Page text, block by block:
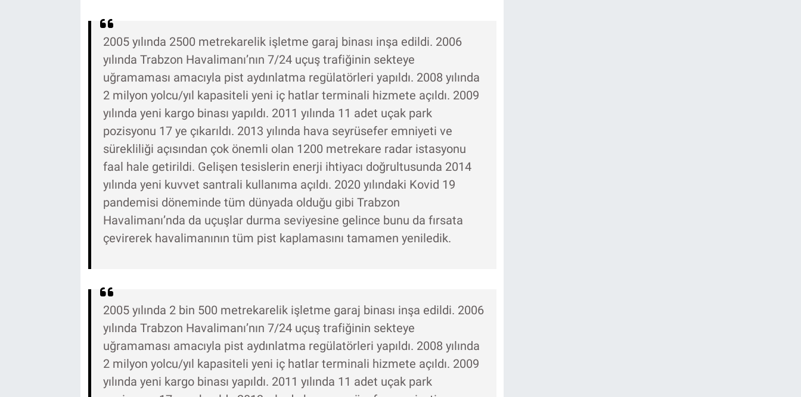
2005 yılında 2500 metrekarelik işletme garaj binası inşa edildi. 2006
yılında Trabzon Havalimanı’nın 7/24 uçuş trafiğinin sekteye
uğramaması amacıyla pist aydınlatma regülatörleri yapıldı. 2008 yılında
2 milyon yolcu/yıl kapasiteli yeni iç hatlar terminali hizmete açıldı. 2009
yılında yeni kargo binası yapıldı. 2011 yılında 11 adet uçak park
pozisyonu 17 ye çıkarıldı. 2013 yılında hava seyrüsefer emniyeti ve
sürekliliği açısından çok önemli olan 1200 metrekare radar istasyonu
faal hale getirildi. Gelişen tesislerin enerji ihtiyacı doğrultusunda 2014
yılında yeni kuvvet santrali kullanıma açıldı. 2020 yılındaki Kovid 19
pandemisi döneminde tüm dünyada olduğu gibi Trabzon
Havalimanı’nda da uçuşlar durma seviyesine gelince bunu da fırsata
çevirerek havalimanının tüm pist kaplamasını tamamen yeniledik.
2005 yılında 2 bin 500 metrekarelik işletme garaj binası inşa edildi. 2006
yılında Trabzon Havalimanı’nın 7/24 uçuş trafiğinin sekteye
uğramaması amacıyla pist aydınlatma regülatörleri yapıldı. 2008 yılında
2 milyon yolcu/yıl kapasiteli yeni iç hatlar terminali hizmete açıldı. 2009
yılında yeni kargo binası yapıldı. 2011 yılında 11 adet uçak park